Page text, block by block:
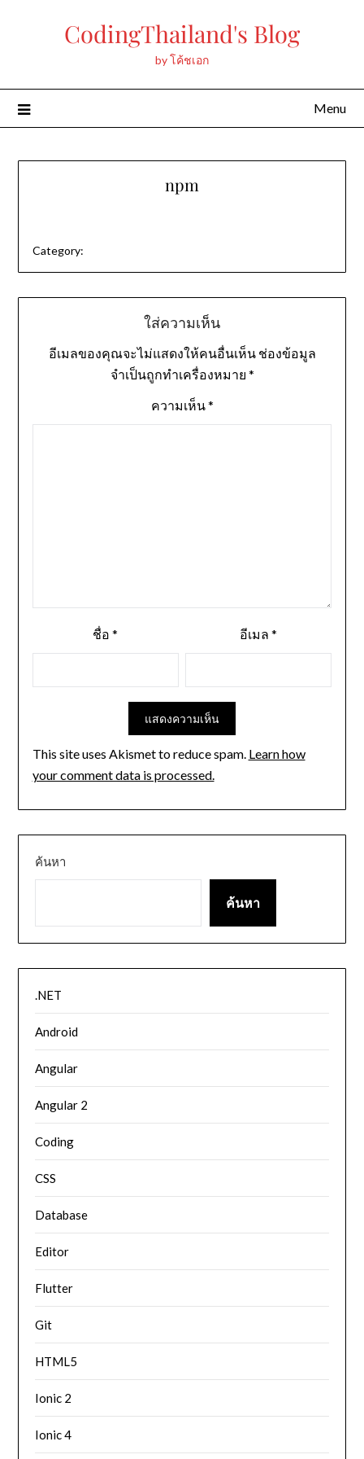
CodingThailand's Blog
by โค้ชเอก
Menu
npm
Category:
ใส่ความเห็น
อีเมลของคุณจะไม่แสดงให้คนอื่นเห็น ช่องข้อมูล
จำเป็นถูกทำเครื่องหมาย *
ความเห็น*
ชื่อ* อีเมล*
This site uses Akismet to reduce spam. Learn how
your comment data is processed.
ค้นหา
ค้นหา
.NET
Android
Angular
Angular 2
Coding
CSS
Database
Editor
Flutter
Git
HTML5
Ionic 2
Ionic 4